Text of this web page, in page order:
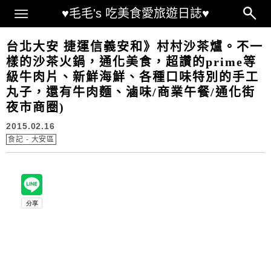
♥毛毛's 吃美食愛旅遊日誌♥
Main Menu
台北大安 捷運信義安和》村村沙茶爐。不一
樣的沙茶火鍋，通化美食，超讚的prime等
級牛肉片、新鮮海鮮、各種口味特別的手工
丸子，還有牛肉麵、滷味/商業午餐/通化街
夜市商圈)
2015.02.16
食記 - 大安區